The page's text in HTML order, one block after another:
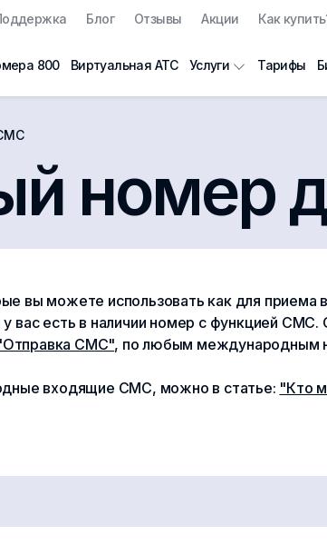
Блог Отзывы Акции Как
800 Виртуальная АТС Услуги Тарифы
номер
вы можете использовать как для приема
есть в наличии номер с функцией СМС.
СМС", по любым международным
входящие СМС, можно в статье: "Кто